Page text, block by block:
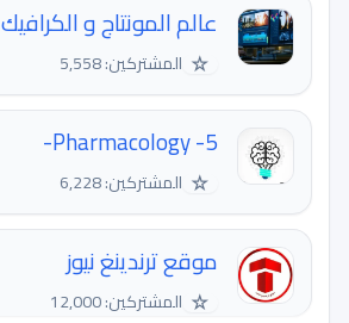
عالم المونتاج و الكرافيك
☆ المشتركين: 5,558
Pharmacology -5-
☆ المشتركين: 6,228
موقع ترندينغ نيوز
☆ المشتركين: 12,000